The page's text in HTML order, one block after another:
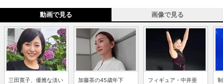
動画で見る 画像で見る
三田寛子、優雅な淡い
加藤茶の45歳年下
フィギュア・中井亜